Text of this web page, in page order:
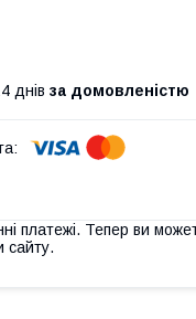
днів за домовленістю
платежі. Тепер ви
сайту.